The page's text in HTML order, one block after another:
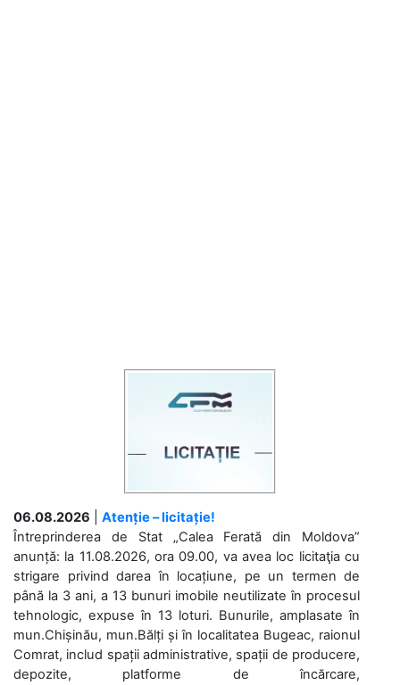
06.08.2026
Atenție – licitație!
Întreprinderea de Stat „Calea Ferată din Moldova”
anunță: la 11.08.2026, ora 09.00, va avea loc licitaţia cu
strigare privind darea în locațiune, pe un termen de
până la 3 ani, a 13 bunuri imobile neutilizate în procesul
tehnologic, expuse în 13 loturi. Bunurile, amplasate în
mun.Chișinău, mun.Bălți și în localitatea Bugeac, raionul
Comrat, includ spații administrative, spații de producere,
depozite, platforme de încărcare,